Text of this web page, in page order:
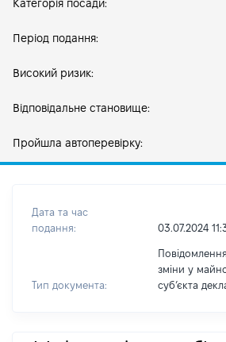
Категорія посади:
Період подання:
Високий ризик:
Відповідальне становище:
Пройшла автоперевірку:
Дата та час
подання:
03.07.2024
Тип документа:
зміни у
субʼєкта